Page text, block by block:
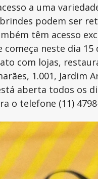
a uma
podem ser
têm acesso
neste dia
com lojas,
1.001,
aberta todos os
o telefone (11)